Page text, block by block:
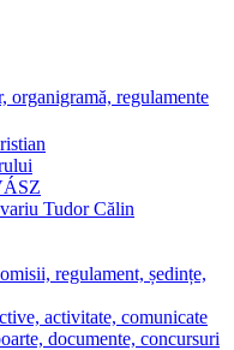
organigramă, regulamente
Tudor Călin
regulament, ședințe,
activitate, comunicate
documente, concursuri